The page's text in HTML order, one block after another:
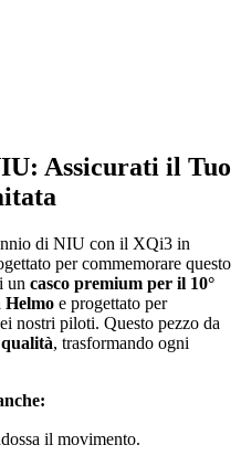
Assicurati il Tuo
di NIU con il XQi3 in
per commemorare questo
un casco premium per il 10°
Helmo e progettato per
nostri piloti. Questo pezzo da
, trasformando ogni
il movimento.